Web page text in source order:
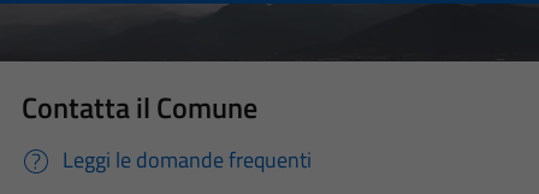
Contatta il Comune
Leggi le domande frequenti